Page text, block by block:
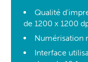
Qualité
de 1200 x 1200
Numérisation
Interface